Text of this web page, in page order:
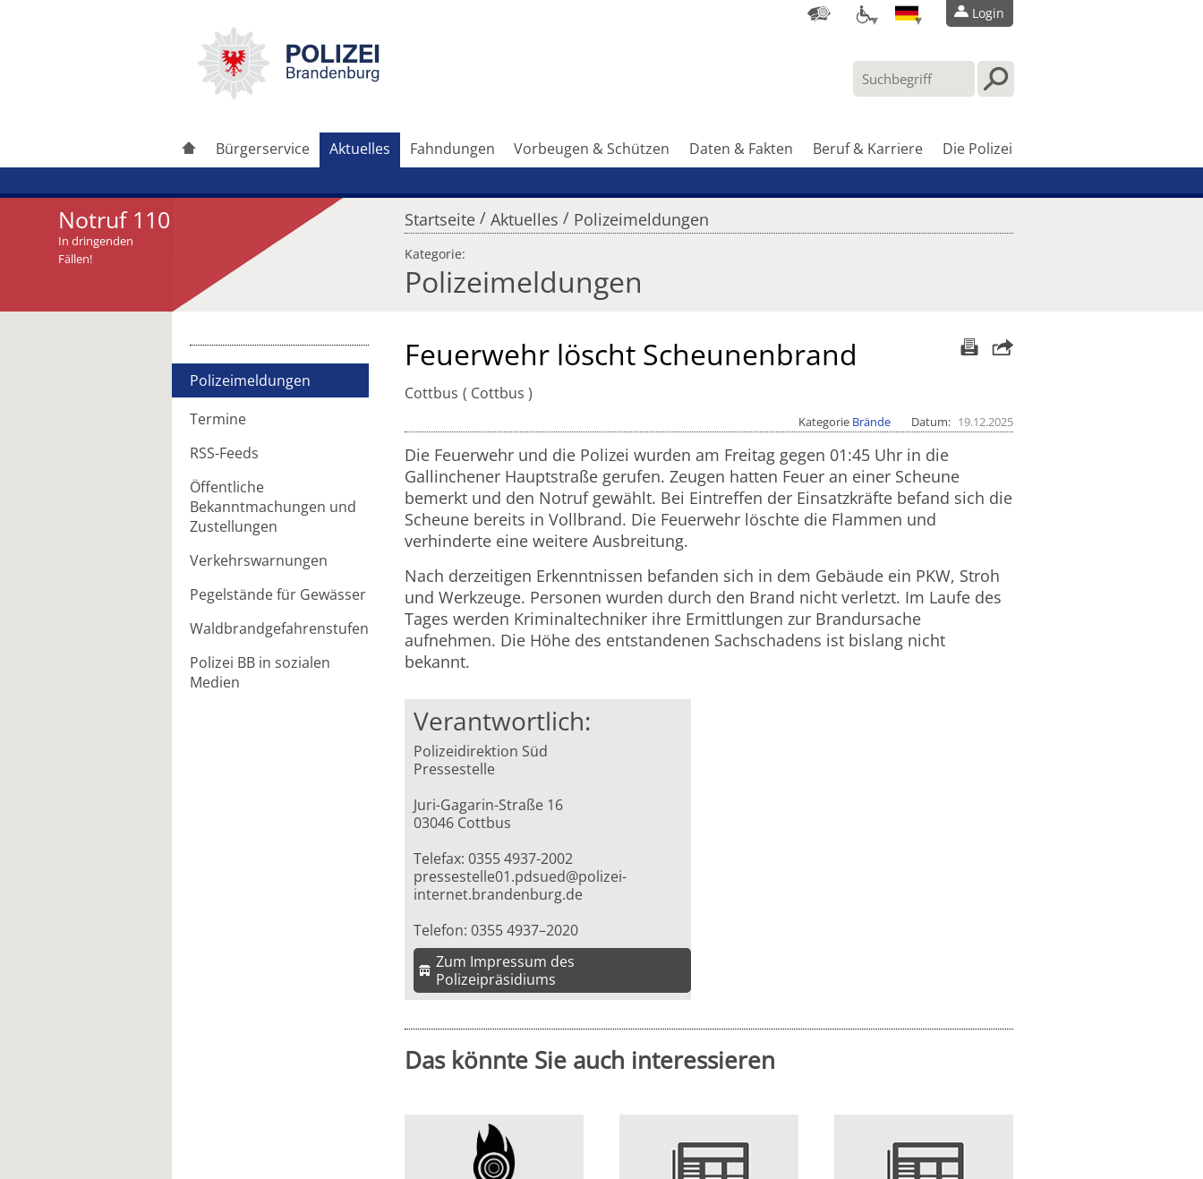
Login
Bürgerservice Aktuelles Fahndungen Vorbeugen & Schützen Daten & Fakten Beruf & Karriere Die Polizei
Notruf 110
In dringenden
Fällen!
Startseite / Aktuelles / Polizeimeldungen
Kategorie:
Polizeimeldungen
Polizeimeldungen
Termine
RSS-Feeds
Öffentliche
Bekanntmachungen und
Zustellungen
Verkehrswarnungen
Pegelstände für Gewässer
Waldbrandgefahrenstufen
Polizei BB in sozialen
Medien
Artikel weiterleiten Feuerwehr löscht Scheunenbrand
Cottbus Cottbus
Kategorie Brände Datum 19.12.2025
Die Feuerwehr und die Polizei wurden am Freitag gegen 01:45 Uhr in die
Gallinchener Hauptstraße gerufen. Zeugen hatten Feuer an einer Scheune
bemerkt und den Notruf gewählt. Bei Eintreffen der Einsatzkräfte befand sich die
Scheune bereits in Vollbrand. Die Feuerwehr löschte die Flammen und
verhinderte eine weitere Ausbreitung.
Nach derzeitigen Erkenntnissen befanden sich in dem Gebäude ein PKW, Stroh
und Werkzeuge. Personen wurden durch den Brand nicht verletzt. Im Laufe des
Tages werden Kriminaltechniker ihre Ermittlungen zur Brandursache
aufnehmen. Die Höhe des entstandenen Sachschadens ist bislang nicht
bekannt.
Verantwortlich:
Polizeidirektion Süd
Pressestelle
Juri-Gagarin-Straße 16
03046 Cottbus
Telefax: 0355 4937-2002
pressestelle01.pdsued@polizei-
internet.brandenburg.de
Telefon: 0355 4937–2020
Zum Impressum des
Polizeipräsidiums
Das könnte Sie auch interessieren